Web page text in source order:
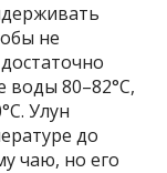
не
воды 80–82°C,
Улун
до
чаю, но его